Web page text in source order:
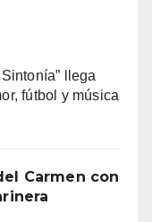
llega
fútbol y música
Carmen con